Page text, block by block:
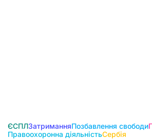
ЄСПЛЗатриманняПозбавлення свободи
Правоохоронна діяльністьСербія